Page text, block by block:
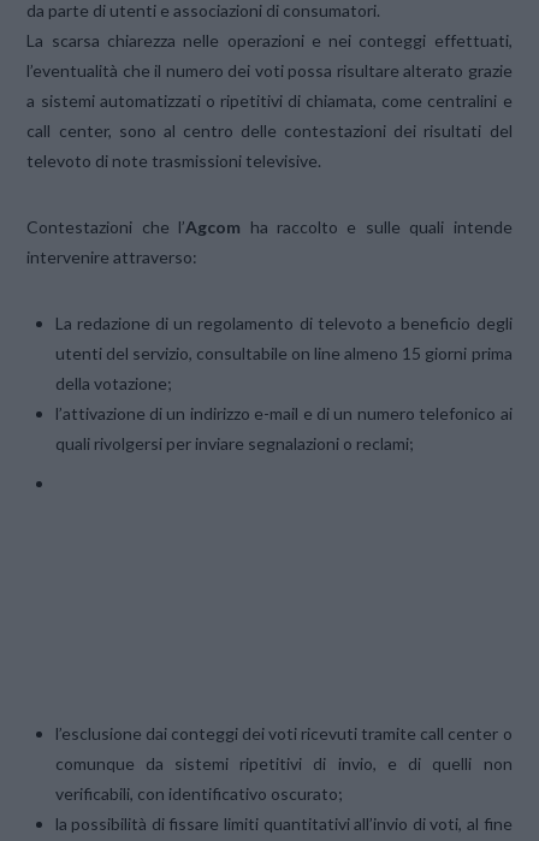
da parte di utenti e associazioni di consumatori.
La scarsa chiarezza nelle operazioni e nei conteggi effettuati,
l’eventualità che il numero dei voti possa risultare alterato grazie
a sistemi automatizzati o ripetitivi di chiamata, come centralini e
call center, sono al centro delle contestazioni dei risultati del
televoto di note trasmissioni televisive.
Contestazioni che l’Agcom ha raccolto e sulle quali intende
intervenire attraverso:
La redazione di un regolamento di televoto a beneficio degli
utenti del servizio, consultabile on line almeno 15 giorni prima
della votazione;
l’attivazione di un indirizzo e-mail e di un numero telefonico ai
quali rivolgersi per inviare segnalazioni o reclami;
l’esclusione dai conteggi dei voti ricevuti tramite call center o
comunque da sistemi ripetitivi di invio, e di quelli non
verificabili, con identificativo oscurato;
la possibilità di fissare limiti quantitativi all’invio di voti, al fine